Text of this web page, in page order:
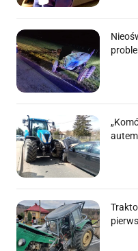
autem